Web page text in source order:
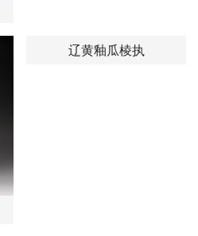
辽黄釉瓜棱执